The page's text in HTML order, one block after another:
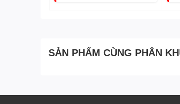
SẢN PHẨM CÙNG PHÂN